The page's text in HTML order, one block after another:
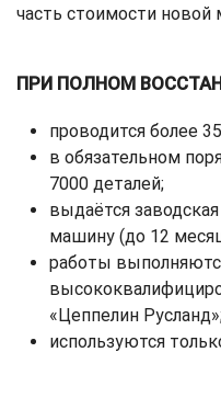
часть стоимости
ПРИ ПОЛНОМ
проводится более
в обязательном
7000 деталей;
выдаётся
машину (до 12
работы
«Цеппелин
используются